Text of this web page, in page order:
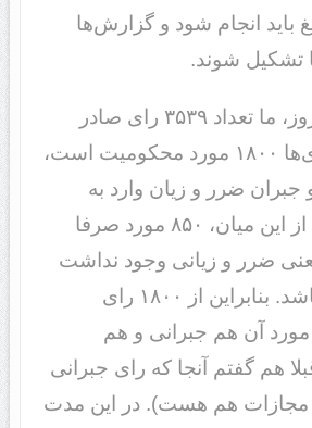
باید انجام شود و گزارش‌ها
تشکیل شوند.
از سال ٩٠ تا امروز، ما تعداد ٣۵٣٩ رای صادر
کردیم. از این رای‌ها ١٨٠٠ مورد محکومیت است،
جبران ضرر و زیان وارد به
بیت‌المال است. از این میان، ٨۵٠ مورد صرفا
ضرر و زیانی وجود نداشت
که موجب رای باشد. بنابراین از ١٨٠٠ رای
محکومیت، ٩۵٠ مورد آن هم جبرانی و هم
هم گفتم آنجا که رای جبرانی
هم هست). در این مدت